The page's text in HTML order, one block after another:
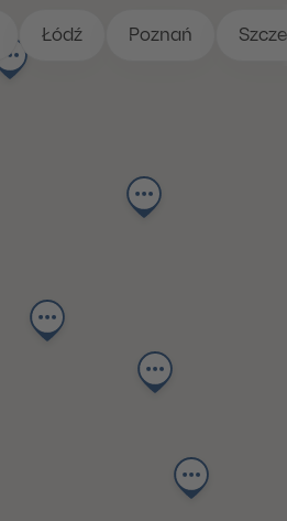
Łódź Poznań